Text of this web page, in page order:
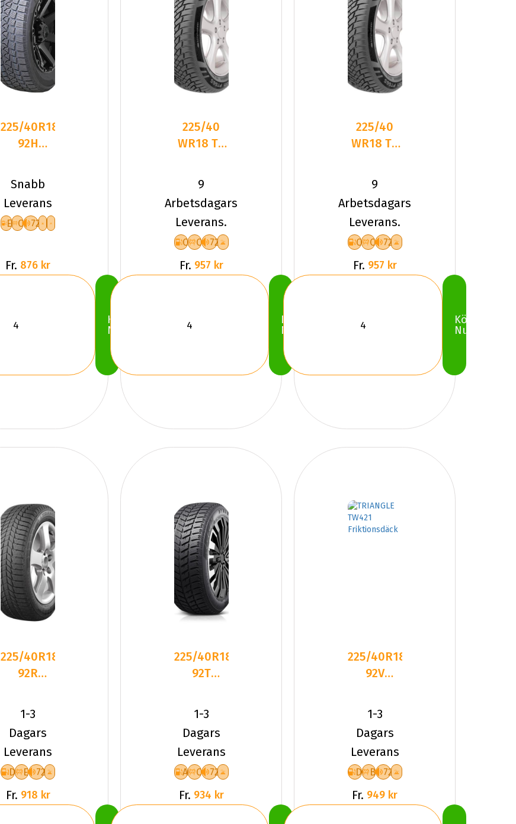
225/40R18
92H
Snowleopard
XL Fr
Snabb
Leverans
E C 72
Fr. 876 kr
Köp
Nu
225/40
WR18 TL
PT565
MULTI
ACTION
XL
9
Arbetsdagars
Leverans.
C C 72
Fr. 957 kr
Köp
Nu
225/40
WR18 TL
PT565
MULTI
ACTION
XL
9
Arbetsdagars
Leverans.
C C 72
Fr. 957 kr
Köp
Nu
225/40R18
92R
PL01 XL
Friktion
2025
1-3
Dagars
Leverans
D E 72
Fr. 918 kr
225/40R18
92T
SNOW-H
MSL01 XL
Fr
1-3
Dagars
Leverans
A C 72
Fr. 934 kr
225/40R18
92V
TW421 XL
Friktion
2025
1-3
Dagars
Leverans
D B 72
Fr. 949 kr